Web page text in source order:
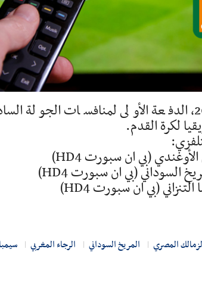
تدور اليوم الجمعة 31 مارس 2023، الدفعة الأولى
لكرة القدم.
المصري المريخ السوداني الرجاء المغربي